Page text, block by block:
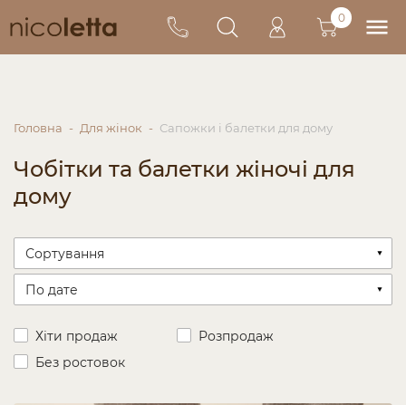
0
Головна Для жінок Сапожки і балетки для дому
Чобітки та балетки жіночі для
дому
Хіти продаж
Розпродаж
Без ростовок